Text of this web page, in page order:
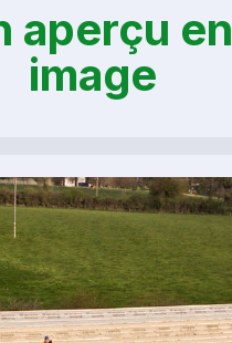
aperçu en
image